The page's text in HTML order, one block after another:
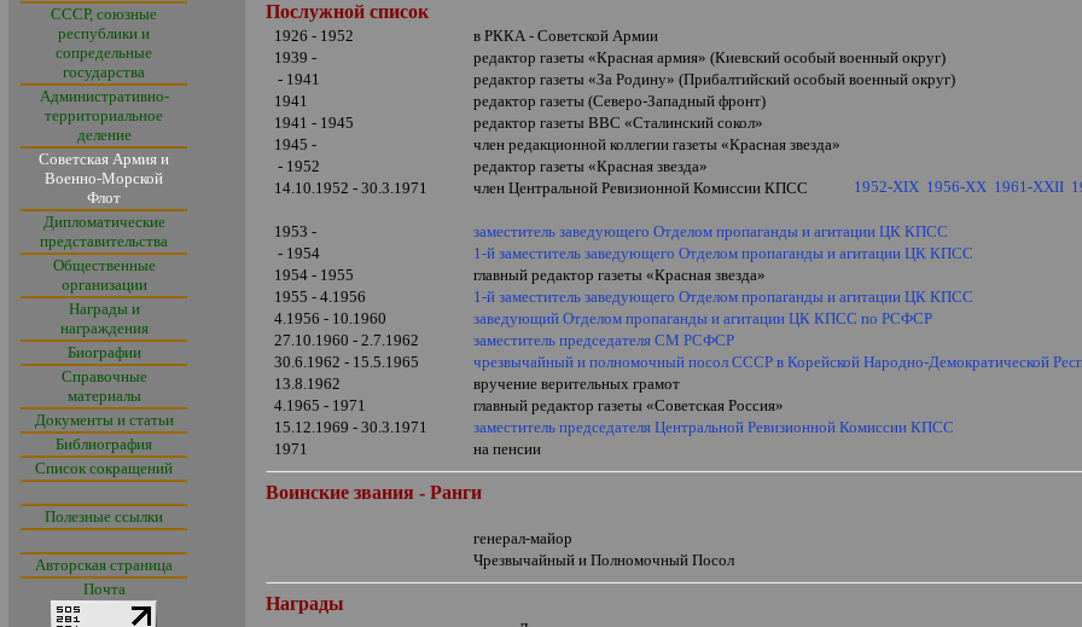
СССР, союзные
республики и
сопредельные
государства
Административно-
территориальное
деление
Советская Армия и
Военно-Морской
Флот
Дипломатические
представительства
Общественные
организации
Награды и
награждения
Биографии
Справочные
материалы
Документы и статьи
Библиография
Список сокращений
Полезные ссылки
Авторская страница
Почта
Послужной список
1926 - 1952
в РККА - Советской Армии
1939 -
редактор газеты«Красная армия» (Киевский особый военный округ)
- 1941
редактор газеты«За Родину» (Прибалтийский особый военный округ)
1941
редактор газеты (Северо-Западный фронт)
1941 - 1945
редактор газеты ВВС «Сталинский сокол»
1945 -
член редакционной коллегии газеты «Красная звезда»
- 1952
редактор газеты «Красная звезда»
14.10.1952 - 30.3.1971
член Центральной Ревизионной Комиссии КПСС 1952-XIX 1956-XX 1961-XXII
1953 -
заместитель заведующего Отделом пропаганды и агитации ЦК КПСС
- 1954
1-й заместитель заведующего Отделом пропаганды и агитации ЦК КПСС
1954 - 1955
главный редактор газеты «Красная звезда»
1955 - 4.1956
1-й заместитель заведующего Отделом пропаганды и агитации ЦК КПСС
4.1956 - 10.1960
заведующий Отделом пропаганды и агитации ЦК КПСС по РСФСР
27.10.1960 - 2.7.1962
заместитель председателя СМ РСФСР
30.6.1962 - 15.5.1965
чрезвычайный и полномочный посол СССР в Корейской Народно-Демократической
13.8.1962
вручение верительных грамот
4.1965 - 1971
главный редактор газеты «Советская Россия»
15.12.1969 - 30.3.1971
заместитель председателя Центральной Ревизионной Комиссии КПСС
1971
на пенсии
Воинские звания - Ранги
генерал-майор
Чрезвычайный и Полномочный Посол
Награды